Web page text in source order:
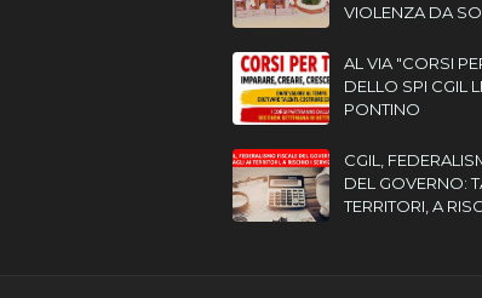
VIOLENZA DA
AL VIA "CORSI
DELLO SPI CGIL
PONTINO
CGIL,
DEL GOVERNO:
TERRITORI, A